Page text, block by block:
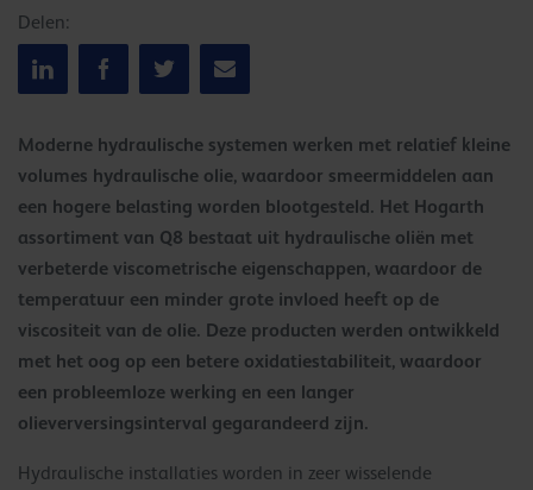
Delen:
Moderne hydraulische systemen werken met relatief kleine
volumes hydraulische olie, waardoor smeermiddelen aan
een hogere belasting worden blootgesteld. Het Hogarth
assortiment van Q8 bestaat uit hydraulische oliën met
verbeterde viscometrische eigenschappen, waardoor de
temperatuur een minder grote invloed heeft op de
viscositeit van de olie. Deze producten werden ontwikkeld
met het oog op een betere oxidatiestabiliteit, waardoor
een probleemloze werking en een langer
olieverversingsinterval gegarandeerd zijn.
Hydraulische installaties worden in zeer wisselende